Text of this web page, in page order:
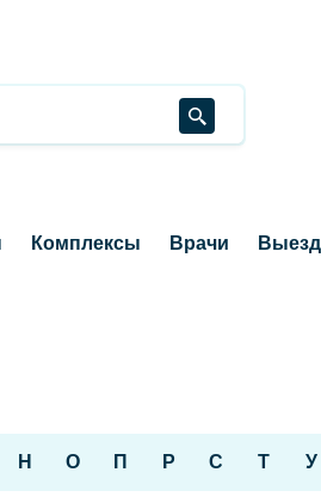
Комплексы Врачи
Н О П Р С Т У